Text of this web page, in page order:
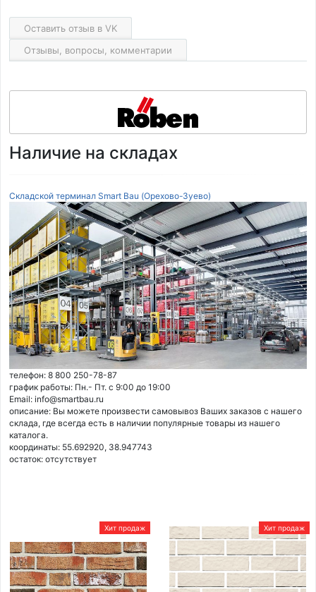
Оставить отзыв в VK
Отзывы, вопросы, комментарии
Наличие на складах
Складской терминал Smart Bau (Орехово-Зуево)
телефон: 8 800 250-78-87
график работы: Пн.- Пт. с 9:00 до 19:00
Email: info@smartbau.ru
описание: Вы можете произвести самовывоз Ваших заказов с нашего
склада, где всегда есть в наличии популярные товары из нашего
каталога.
координаты: 55.692920, 38.947743
остаток: отсутствует
Хит продаж Хит продаж